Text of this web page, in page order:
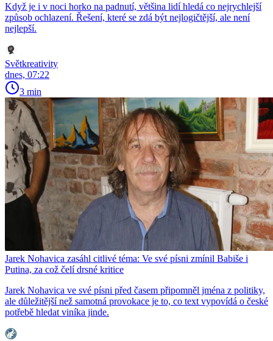
Když je i v noci horko na padnutí, většina lidí hledá co nejrychlejší
způsob ochlazení. Řešení, které se zdá být nejlogičtější, ale není
nejlepší.
Světkreativity
dnes, 07:22
3 min
Jarek Nohavica zasáhl citlivé téma: Ve své písni zmínil Babiše i
Putina, za což čelí drsné kritice
Jarek Nohavica ve své písni před časem připomněl jména z politiky,
ale důležitější než samotná provokace je to, co text vypovídá o české
potřebě hledat viníka jinde.